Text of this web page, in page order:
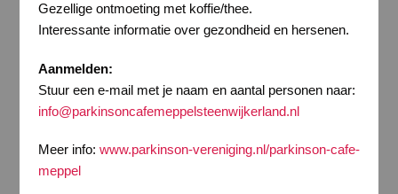
Gezellige ontmoeting met koffie/thee.
Interessante informatie over gezondheid en hersenen.
Aanmelden:
Stuur een e-mail met je naam en aantal personen naar:
info@parkinsoncafemeppelsteenwijkerland.nl
Meer info: www.parkinson-vereniging.nl/parkinson-cafe-
meppel